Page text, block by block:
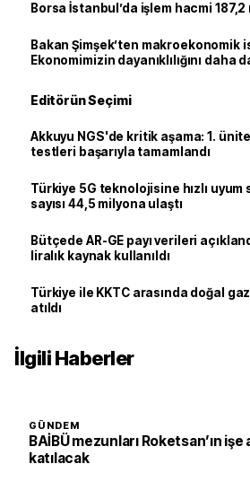
Borsa İstanbul’da işlem hacmi
Bakan Şimşek’ten makroekonomik
Ekonomimizin dayanıklılığını daha
Editörün Seçimi
Akkuyu NGS'de kritik aşama: 1.
testleri başarıyla tamamlandı
Türkiye 5G teknolojisine hızlı uyum
sayısı 44,5 milyona ulaştı
Bütçede AR-GE payı verileri
liralık kaynak kullanıldı
Türkiye ile KKTC arasında doğal
atıldı
İlgili Haberler
GÜNDEM
BAİBÜ mezunları Roketsan’ın
katılacak